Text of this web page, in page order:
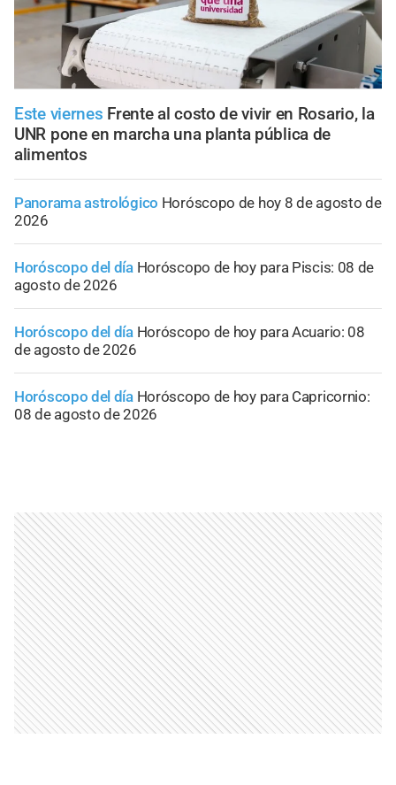
Este viernes Frente al costo de vivir en Rosario, la
UNR pone en marcha una planta pública de
alimentos
Panorama astrológico Horóscopo de hoy 8 de agosto de
2026
Horóscopo del día Horóscopo de hoy para Piscis: 08 de
agosto de 2026
Horóscopo del día Horóscopo de hoy para Acuario: 08
de agosto de 2026
Horóscopo del día Horóscopo de hoy para Capricornio:
08 de agosto de 2026